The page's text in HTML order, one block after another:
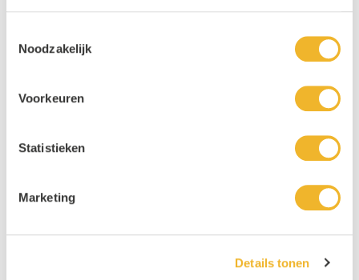
Noodzakelijk
Voorkeuren
Statistieken
Marketing
Details tonen
rri